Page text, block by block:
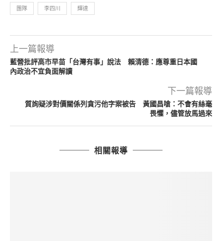
團隊 李四川 輝達
上一篇報導
藍營批評高市早苗「台灣有事」說法 賴清德：應尊重日本國
內政治不宜負面解讀
下一篇報導
質詢疑涉對價關係列貪污他字案被告 黃國昌嗆：不會有絲毫
畏懼，儘管放馬過來
相關報導